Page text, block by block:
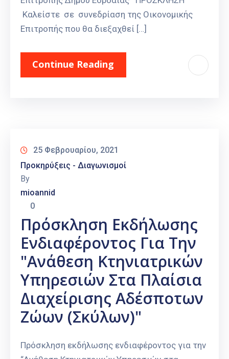
Καλείστε σε συνεδρίαση της Οικονομικής
Επιτροπής που θα διεξαχθεί […]
Continue Reading
25 Φεβρουαρίου, 2021
Προκηρύξεις - Διαγωνισμοί
By
mioannid
0
Πρόσκληση Εκδήλωσης
Ενδιαφέροντος Για Την
"Ανάθεση Κτηνιατρικών
Υπηρεσιών Στα Πλαίσια
Διαχείρισης Αδέσποτων
Ζώων (σκύλων)"
Πρόσκληση εκδήλωσης ενδιαφέροντος για την